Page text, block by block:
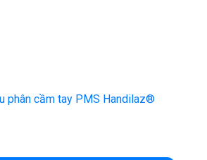
phân cầm tay PMS Handilaz®